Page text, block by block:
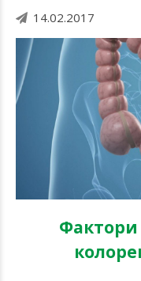
14.02.2017
Фактори